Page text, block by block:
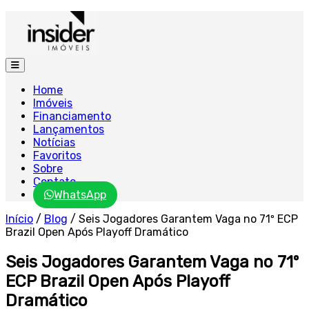
Home
Imóveis
Financiamento
Lançamentos
Notícias
Favoritos
Sobre
Contato
WhatsApp
Início / Blog / Seis Jogadores Garantem Vaga no 71º ECP
Brazil Open Após Playoff Dramático
Seis Jogadores Garantem Vaga no 71º
ECP Brazil Open Após Playoff
Dramático